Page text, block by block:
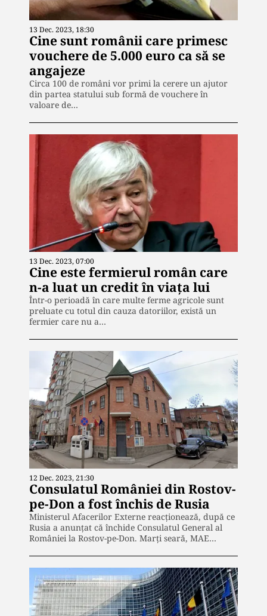
13 Dec. 2023, 18:30
Cine sunt românii care primesc
vouchere de 5.000 euro ca să se
angajeze
Circa 100 de români vor primi la cerere un ajutor
din partea statului sub formă de vouchere în
valoare de…
13 Dec. 2023, 07:00
Cine este fermierul român care
n-a luat un credit în viața lui
Într-o perioadă în care multe ferme agricole sunt
preluate cu totul din cauza datoriilor, există un
fermier care nu a…
12 Dec. 2023, 21:30
Consulatul României din Rostov-
pe-Don a fost închis de Rusia
Ministerul Afacerilor Externe reacționează, după ce
Rusia a anunțat că închide Consulatul General al
României la Rostov-pe-Don. Marți seară, MAE…